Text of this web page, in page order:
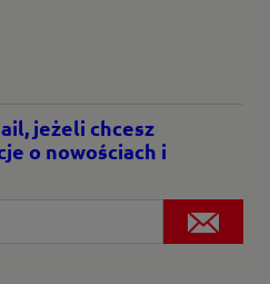
jeżeli chcesz
o nowościach i